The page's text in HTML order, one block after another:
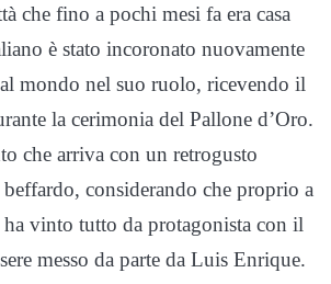
che fino a pochi mesi fa era casa
è stato incoronato nuovamente
mondo nel suo ruolo, ricevendo il
la cerimonia del Pallone d’Oro.
che arriva con un retrogusto
considerando che proprio a
vinto tutto da protagonista con il
messo da parte da Luis Enrique.